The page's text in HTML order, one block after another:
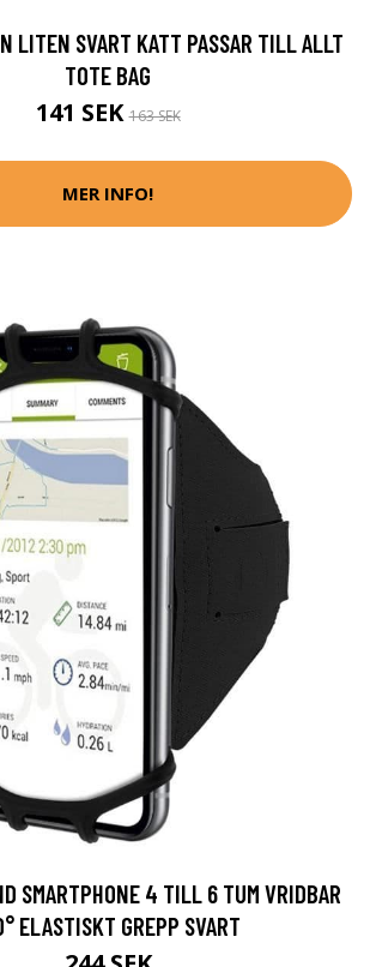
LITEN SVART KATT PASSAR TILL ALLT
TOTE BAG
141 SEK163 SEK
MER INFO!
SMARTPHONE 4 TILL 6 TUM VRIDBAR
ELASTISKT GREPP SVART